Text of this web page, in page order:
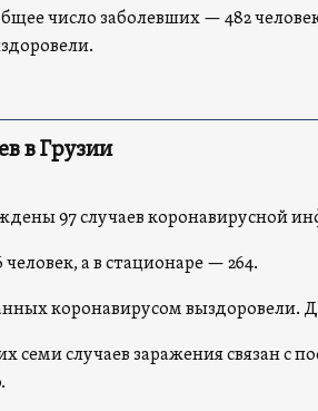
число заболевших — 482
в Грузии
97 случаев коронавирусной
а в стационаре — 264.
коронавирусом выздоровели.
семи случаев заражения связан с